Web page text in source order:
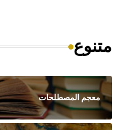
متنوع
معجم المصطلحات